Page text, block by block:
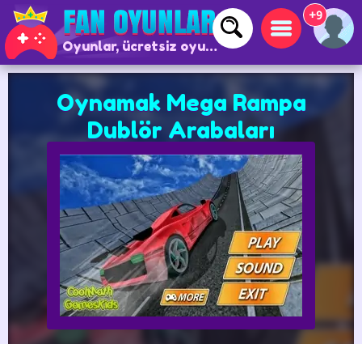
Oyunlar, ücretsiz oyunlar ve çevrimiçi oyunlar
+9
Oynamak Mega Rampa
Dublör Arabaları